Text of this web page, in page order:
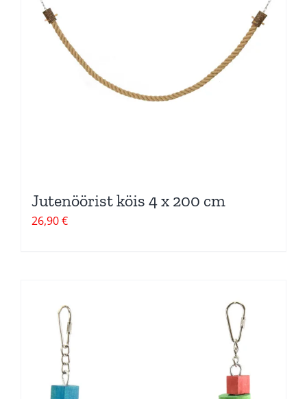
Jutenöörist köis 4 x 200 cm
26,90€